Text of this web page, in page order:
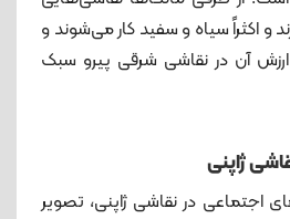
و اکثراً سیاه و سفید کار می‌شوند و
آن در نقاشی شرقی پیرو سبک
ژاپنی
اجتماعی در نقاشی ژاپنی، تصویر